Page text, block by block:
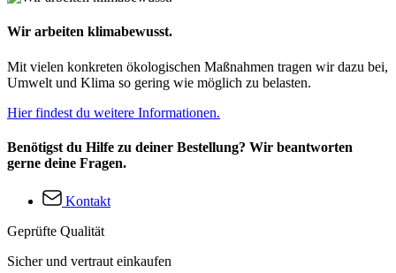
Wir arbeiten klimabewusst.
Mit vielen konkreten ökologischen Maßnahmen tragen wir dazu bei,
Umwelt und Klima so gering wie möglich zu belasten.
Hier findest du weitere Informationen.
Benötigst du Hilfe zu deiner Bestellung? Wir beantworten
gerne deine Fragen.
Kontakt
Geprüfte Qualität
Sicher und vertraut einkaufen